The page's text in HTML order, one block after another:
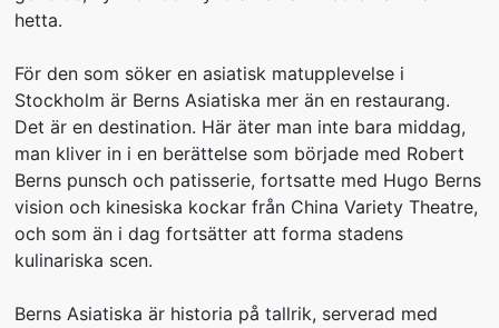
hetta.
För den som söker en asiatisk matupplevelse i
Stockholm är Berns Asiatiska mer än en restaurang.
Det är en destination. Här äter man inte bara middag,
man kliver in i en berättelse som började med Robert
Berns punsch och patisserie, fortsatte med Hugo Berns
vision och kinesiska kockar från China Variety Theatre,
och som än i dag fortsätter att forma stadens
kulinariska scen.
Berns Asiatiska är historia på tallrik, serverad med